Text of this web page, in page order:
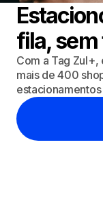
fila,
Com a Tag
mais de 400